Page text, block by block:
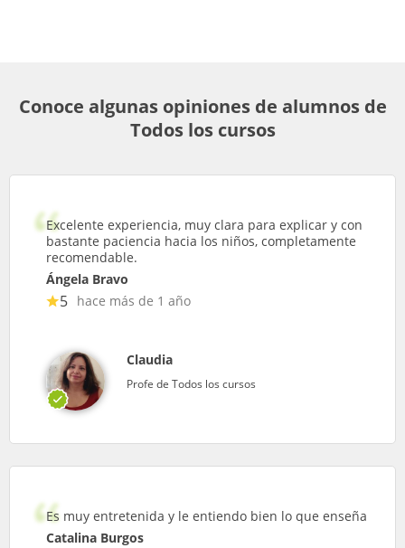
Conoce algunas opiniones de alumnos de
Todos los cursos
Excelente experiencia, muy clara para explicar y con
bastante paciencia hacia los niños, completamente
recomendable.
Ángela Bravo
5 hace más de 1 año
Claudia
Profe de Todos los cursos
Es muy entretenida y le entiendo bien lo que enseña
Catalina Burgos